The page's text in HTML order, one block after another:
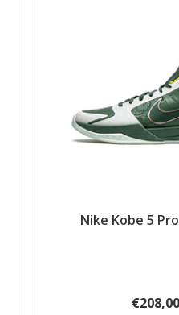
Nike Kobe 5
€208,00